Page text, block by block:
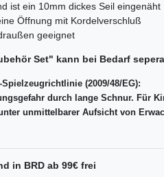
ist ein 10mm dickes Seil eingenäht
Öffnung mit Kordelverschluß
geeignet
Set" kann bei Bedarf
(2009/48/EG):
durch lange Schnur. Für
unmittelbarer Aufsicht von
in BRD ab 99€ frei